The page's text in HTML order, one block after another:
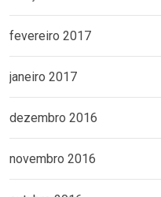
fevereiro 2017
janeiro 2017
dezembro 2016
novembro 2016